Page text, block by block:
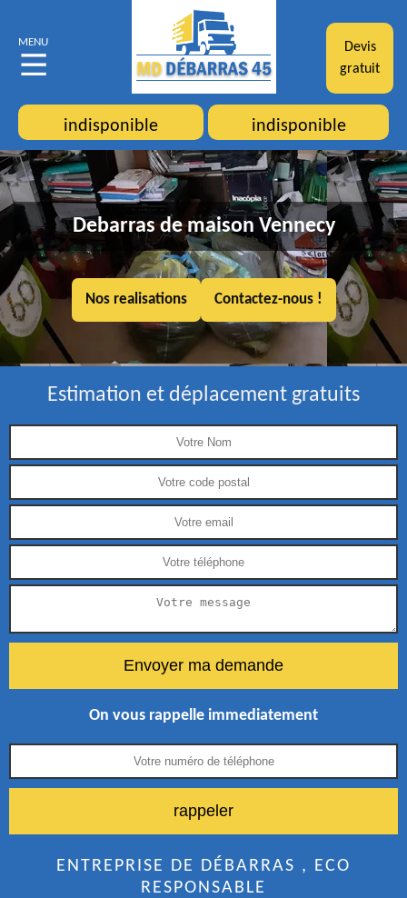
MENU
Devis
gratuit
indisponible indisponible
Debarras de maison Vennecy
Nos realisations Contactez-nous !
Estimation et déplacement gratuits
On vous rappelle immediatement
ENTREPRISE DE DÉBARRAS , ECO
RESPONSABLE